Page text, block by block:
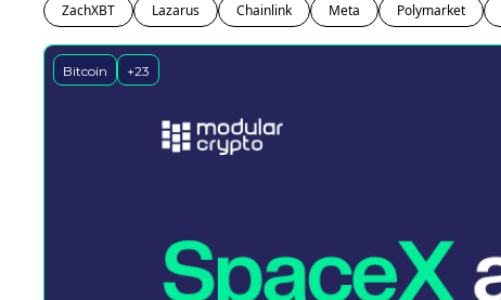
ZachXBT
Lazarus Chainlink Meta Polymarket
Bitcoin +23